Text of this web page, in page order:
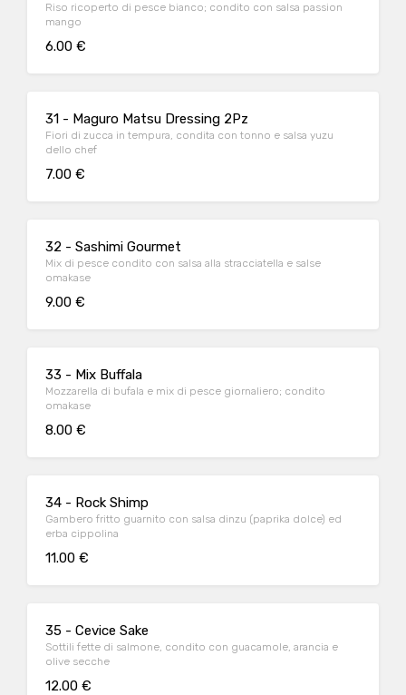
Riso ricoperto di pesce bianco; condito con salsa passion
mango
6.00 €
31 - Maguro Matsu Dressing 2Pz
Fiori di zucca in tempura, condita con tonno e salsa yuzu
dello chef
7.00 €
32 - Sashimi Gourmet
Mix di pesce condito con salsa alla stracciatella e salse
omakase
9.00 €
33 - Mix Buffala
Mozzarella di bufala e mix di pesce giornaliero; condito
omakase
8.00 €
34 - Rock Shimp
Gambero fritto guarnito con salsa dinzu (paprika dolce) ed
erba cippolina
11.00 €
35 - Cevice Sake
Sottili fette di salmone, condito con guacamole, arancia e
olive secche
12.00 €